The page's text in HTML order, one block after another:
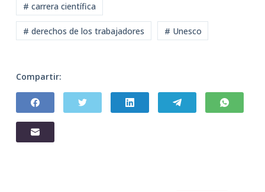
# carrera científica
# derechos de los trabajadores # Unesco
Compartir: